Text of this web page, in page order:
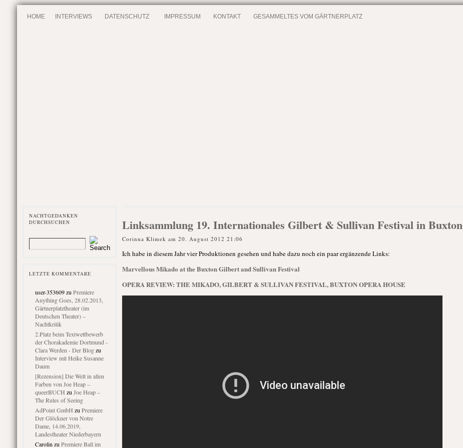
HOME INTERVIEWS DATENSCHUTZ IMPRESSUM KONTAKT GESAMMELTES VOM GÄRTNERPLATZ
NACHTGEDANKEN
DURCHSUCHEN
LETZTE KOMMENTARE
user-353609zu Premiere
Anything Goes, 28.02.2013,
Gärtnerplatztheater (im
Deutschen Theater) –
Nachtkritik
2.Platz beim Textwettbewerb
der Chorakademie Dortmund -
Clara Werden - Der Blogzu
Interview mit Heike Susanne
Daum
[Rezension] Die Welt in allen
Farben von Joe Heap –
queerBUCH zu Joe Heap –
The Rules of Seeing
AdPoint GmbH zu Premiere
Der Glöckner von Notre
Dame, 14.06.2019,
Landestheater Niederbayern
Carolin zu Premiere Ball im
Linksammlung 19. Internationales Gilbert & Sullivan Festival in Buxton
Corinna Klimek am 20. August 2012 21:06
Ich habe in diesem Jahr vier Produktionen gesehen und habe dazu noch ein paar ergänzende Links:
Marvellous Mikado at the Buxton Gilbert and Sullivan Festival
OPERA REVIEW: THE MIKADO, GILBERT & SULLIVAN FESTIVAL, BUXTON OPERA HOUSE